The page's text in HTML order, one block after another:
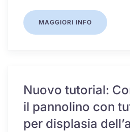
MAGGIORI INFO
Nuovo tutorial:
il pannolino con
per displasia